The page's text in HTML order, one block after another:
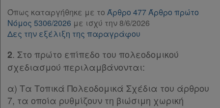
Παρ.4
Παρ.5
Άρθρο 55
Άρθρο 56
Υπογραφές
Όπως καταργήθηκε με το Άρθρο 477 Άρθρο πρώτο
Νόμος 5306/2026 με ισχύ την 8/6/2026
Δες την εξέλιξη της παραγράφου
2. Στο πρώτο επίπεδο του πολεοδομικού
σχεδιασμού περιλαμβάνονται:
α) Τα Τοπικά Πολεοδομικά Σχέδια του άρθρου
7, τα οποία ρυθμίζουν τη βιώσιμη χωρική